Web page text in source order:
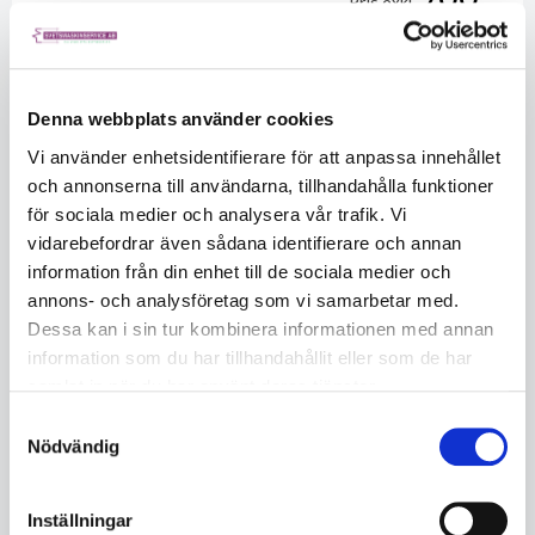
Denna webbplats använder cookies
Vi använder enhetsidentifierare för att anpassa innehållet
och annonserna till användarna, tillhandahålla funktioner
för sociala medier och analysera vår trafik. Vi
vidarebefordrar även sådana identifierare och annan
information från din enhet till de sociala medier och
annons- och analysföretag som vi samarbetar med.
Dessa kan i sin tur kombinera informationen med annan
information som du har tillhandahållit eller som de har
Nödvändig
Inställningar
Listpris exkl.
700.00
Säljs per
KÖP
Beskrivning
CGT-N5 är en ny neutraliserande vätska som är speciellt